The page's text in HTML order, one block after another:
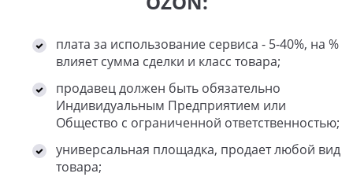
плата за использование сервиса - 5-40%, на %
влияет сумма сделки и класс товара;
продавец должен быть обязательно
Индивидуальным Предприятием или
Общество с ограниченной ответственностью;
универсальная площадка, продает любой вид
товара;